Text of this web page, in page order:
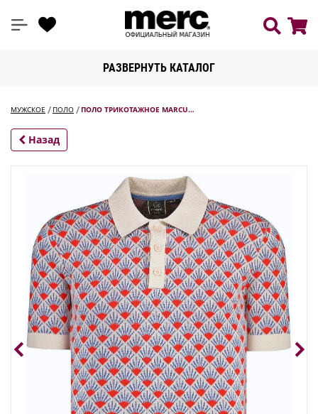
РАЗВЕРНУТЬ КАТАЛОГ
МУЖСКОЕ ПОЛО ПОЛО ТРИКОТАЖНОЕ MARCU…
Назад